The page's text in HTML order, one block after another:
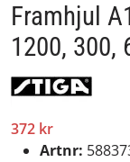
Framhjul
1200, 300,
372 kr
Artnr: